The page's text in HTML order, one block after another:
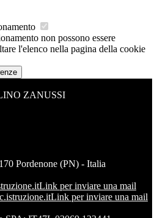
non possono essere
l'elenco nella pagina della cookie
ZANUSSI
Pordenone (PN) - Italia
Link per inviare una mail
Link per inviare una mail